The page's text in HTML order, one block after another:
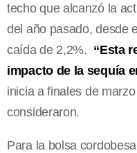
techo que alcanzó la
del año pasado, desde
caída de 2,2%. “Esta
impacto de la sequía
inicia a finales de
consideraron.
Para la bolsa